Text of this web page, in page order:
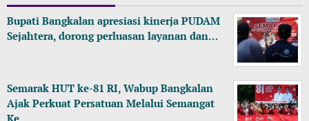
Bupati Bangkalan apresiasi kinerja PUDAM
Sejahtera, dorong perluasan layanan dan…
Semarak HUT ke-81 RI, Wabup Bangkalan
Ajak Perkuat Persatuan Melalui Semangat
Ke…